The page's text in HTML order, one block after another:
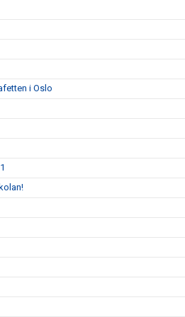
i Oslo